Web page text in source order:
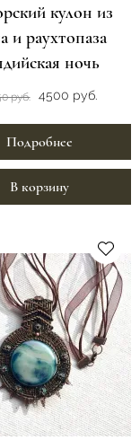
кулон из
и раухтопаза
ночь
руб. 4500 руб.
Подробнее
В корзину